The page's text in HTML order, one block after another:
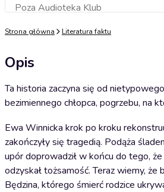
Poza Audioteka KlubDodaj do koszyka
Strona główna Literatura faktu
Opis
Ta historia zaczyna się od
bezimiennego chłopca, pogrzebu, na
Ewa Winnicka krok po kroku
zakończyły się tragedią. Podąża
upór doprowadził w końcu do tego, że
odzyskał tożsamość. Teraz wiemy, że
Będzina, którego śmierć rodzice